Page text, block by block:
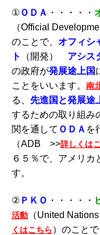
①ＯＤＡ ・・・・・
（Official
のことで、 オフィシ
ト
（開発） アシス
の政府が発展途上国
ことをいいます。 南
る、 先進国と発展途
するための取り組み
関を通して ＯＤＡ を
（ADB >>詳しくは
６５％で、アメリカ
す。
② ＰＫＯ ・・・・・
活動 （United
くはこちら）のことで